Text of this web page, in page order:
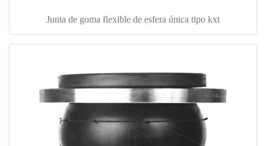
Junta de goma flexible de esfera única tipo kxt